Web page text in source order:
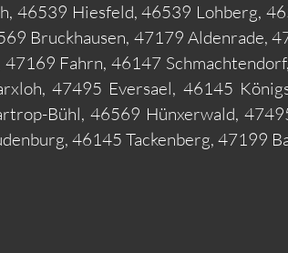
46539 Hiesfeld, 46539 Lohberg,
Bruckhausen, 47179 Aldenrade,
Fahrn, 46147
47495 Eversael, 46145
Bühl, 46569 Hünxerwald,
46145 Tackenberg, 47199